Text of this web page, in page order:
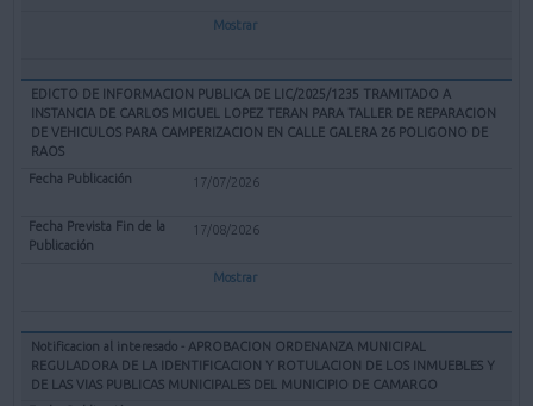
Mostrar
EDICTO DE INFORMACION PUBLICA DE LIC/2025/1235 TRAMITADO A
INSTANCIA DE CARLOS MIGUEL LOPEZ TERAN PARA TALLER DE REPARACION
DE VEHICULOS PARA CAMPERIZACION EN CALLE GALERA 26 POLIGONO DE
RAOS
17/07/2026
17/08/2026
Mostrar
Notificacion al interesado - APROBACION ORDENANZA MUNICIPAL
REGULADORA DE LA IDENTIFICACION Y ROTULACION DE LOS INMUEBLES Y
DE LAS VIAS PUBLICAS MUNICIPALES DEL MUNICIPIO DE CAMARGO